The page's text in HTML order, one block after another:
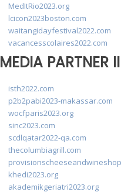
MedItRio2023.org
lcicon2023boston.com
waitangidayfestival2022.com
vacancesscolaires2022.com
MEDIA PARTNER II
isth2022.com
p2b2pabi2023-makassar.com
wocfparis2023.org
sinc2023.com
scdlqatar2022-qa.com
thecolumbiagrill.com
khedi2023.org
akademikgeriatri2023.org